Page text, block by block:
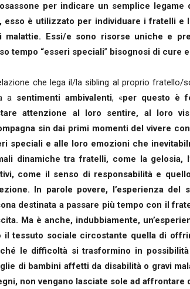
per indicare un semplice
esso è utilizzato per individuare i fratelli
malattie. Essi/e sono risorse uniche e
tempo “esseri speciali” bisognosi di cure
che lega il/la sibling al proprio fratello/
a sentimenti ambivalenti, «per questo è
attenzione al loro sentire, al loro
sin dai primi momenti del vivere
speciali e alle loro emozioni che
dinamiche tra fratelli, come la gelosia,
come il senso di responsabilità e
In parole povere, l’esperienza del
destinata a passare più tempo con il
Ma è anche, indubbiamente,
il tessuto sociale circostante quella di
le difficoltà si trasformino in
di bambini affetti da disabilità o gravi
non vengano lasciate sole ad affrontare